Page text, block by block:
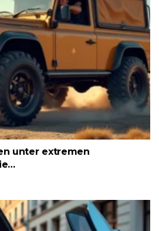
unter extremen